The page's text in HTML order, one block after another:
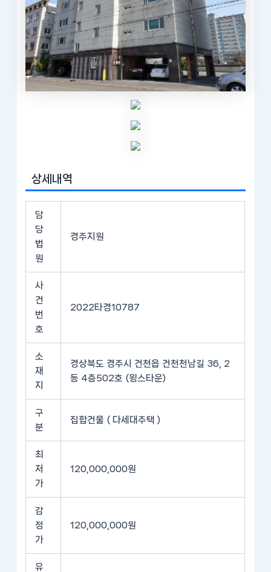
상세내역
담
당
법
원
경주지원
사
건
번
호
2022타경10787
소
재
지
경상북도 경주시 건천읍 건천천남길 36, 2
동 4층502호 (윙스타운)
구
분
집합건물 ( 다세대주택 )
최
저
가
120,000,000원
감
정
가
120,000,000원
유